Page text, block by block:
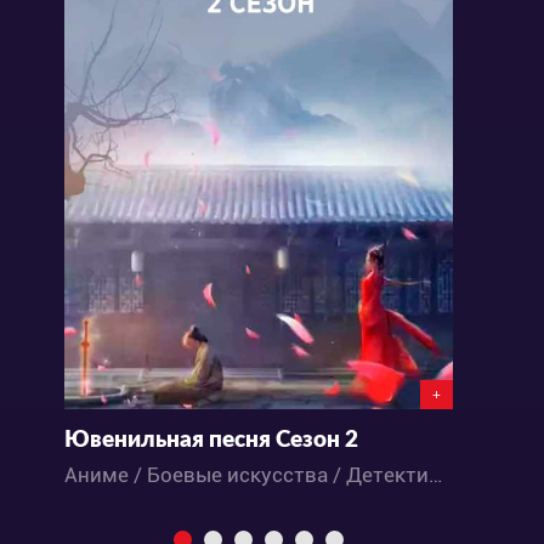
+
Ювенильная песня Сезон 2
Аниме / Боевые искусства / Детектив / Исторический / Приключения / Экшен